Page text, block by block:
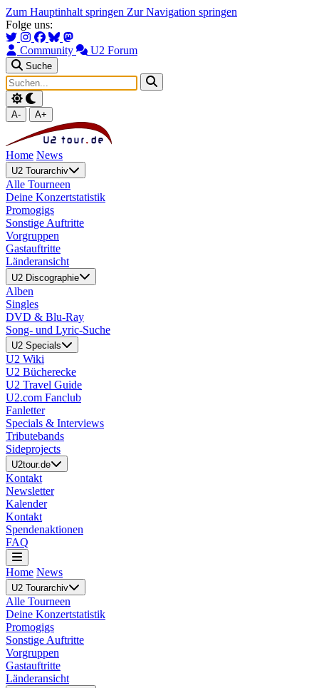
Zum Hauptinhalt springen Zur Navigation springen
Folge uns:
Community U2 Forum
Suche
A- A+
Home News
U2 Tourarchiv
Alle Tourneen
Deine Konzertstatistik
Promogigs
Sonstige Auftritte
Vorgruppen
Gastauftritte
Länderansicht
U2 Discographie
Alben
Singles
DVD & Blu-Ray
Song- und Lyric-Suche
U2 Specials
U2 Wiki
U2 Bücherecke
U2 Travel Guide
U2.com Fanclub
Fanletter
Specials & Interviews
Tributebands
Sideprojects
U2tour.de
Kontakt
Newsletter
Kalender
Kontakt
Spendenaktionen
FAQ
Home News
U2 Tourarchiv
Alle Tourneen
Deine Konzertstatistik
Promogigs
Sonstige Auftritte
Vorgruppen
Gastauftritte
Länderansicht